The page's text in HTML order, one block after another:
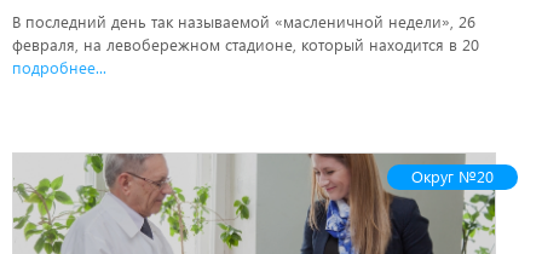
В последний день так называемой «масленичной недели», 26
февраля, на левобережном стадионе, который находится в 20
подробнее...
Округ №20